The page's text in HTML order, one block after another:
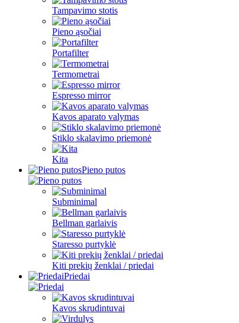
Tampavimo stotis
Pieno ąsočiai
Portafilter
Termometrai
Espresso mirror
Kavos aparato valymas
Stiklo skalavimo priemonė
Kita
Pieno putos
Subminimal
Bellman garlaivis
Staresso purtyklė
Kiti prekių ženklai / priedai
Priedai
Kavos skrudintuvai